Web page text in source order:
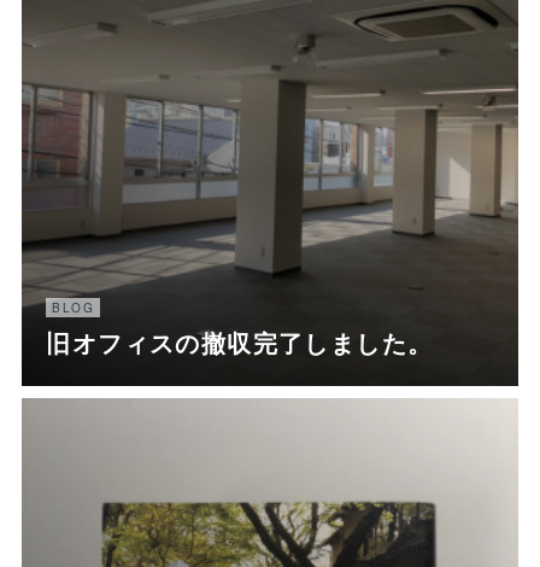
BLOG
旧オフィスの撤収完了しました。